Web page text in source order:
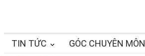
TIN TỨC GÓC CHUYÊN MÔN